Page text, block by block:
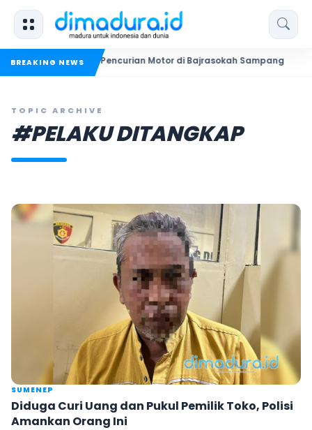
BREAKING NEWS
Dua Pelaku Pencurian Motor di Bajrasokah Sampang
TOPIC ARCHIVE
#PELAKU DITANGKAP
SUMENEP
Diduga Curi Uang dan Pukul Pemilik Toko, Polisi
Amankan Orang Ini